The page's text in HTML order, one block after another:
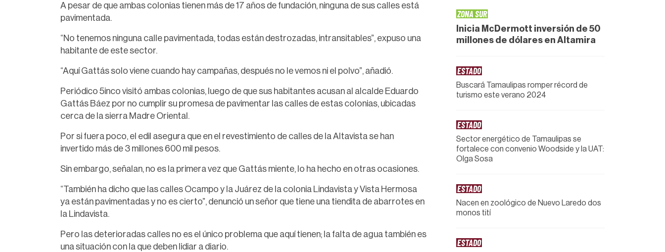
A pesar de que ambas colonias tienen más de 17 años de fundación, ninguna de sus calles está
pavimentada.
“No tenemos ninguna calle pavimentada, todas están destrozadas, intransitables”, expuso una
habitante de este sector.
“Aquí Gattás solo viene cuando hay campañas, después no le vemos ni el polvo”, añadió.
Periódico 5inco visitó ambas colonias, luego de que sus habitantes acusan al alcalde Eduardo
Gattás Báez por no cumplir su promesa de pavimentar las calles de estas colonias, ubicadas
cerca de la sierra Madre Oriental.
Por si fuera poco, el edil asegura que en el revestimiento de calles de la Altavista se han
invertido más de 3 millones 600 mil pesos.
Sin embargo, señalan, no es la primera vez que Gattás miente, lo ha hecho en otras ocasiones.
“También ha dicho que las calles Ocampo y la Juárez de la colonia Lindavista y Vista Hermosa
ya están pavimentadas y no es cierto”, denunció un señor que tiene una tiendita de abarrotes en
la Lindavista.
Pero las deterioradas calles no es el único problema que aquí tienen; la falta de agua también es
una situación con la que deben lidiar a diario.
ZONA SUR
Inicia McDermott inversión de 50
millones de dólares en Altamira
ESTADO
Buscará Tamaulipas romper récord de
turismo este verano 2024
ESTADO
Sector energético de Tamaulipas se
fortalece con convenio Woodside y la UAT:
Olga Sosa
ESTADO
Nacen en zoológico de Nuevo Laredo dos
monos tití
ESTADO